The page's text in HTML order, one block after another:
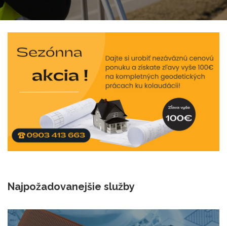
Najpožadovanejšie služby